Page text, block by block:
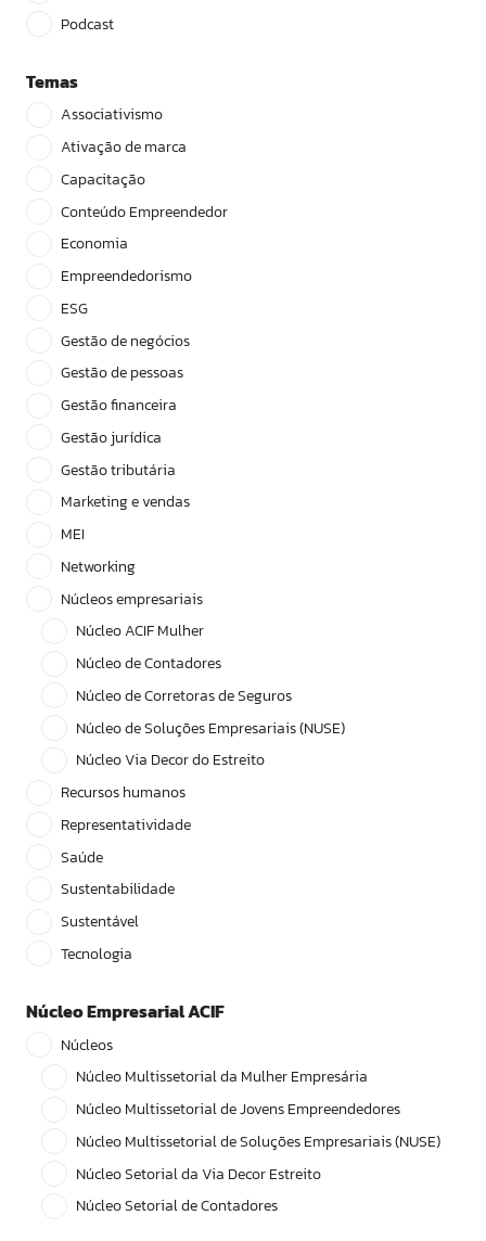
Podcast
Temas
Associativismo
Ativação de marca
Capacitação
Conteúdo Empreendedor
Economia
Empreendedorismo
ESG
Gestão de negócios
Gestão de pessoas
Gestão financeira
Gestão jurídica
Gestão tributária
Marketing e vendas
MEI
Networking
Núcleos empresariais
Núcleo ACIF Mulher
Núcleo de Contadores
Núcleo de Corretoras de Seguros
Núcleo de Soluções Empresariais (NUSE)
Núcleo Via Decor do Estreito
Recursos humanos
Representatividade
Saúde
Sustentabilidade
Sustentável
Tecnologia
Núcleo Empresarial ACIF
Núcleos
Núcleo Multissetorial da Mulher Empresária
Núcleo Multissetorial de Jovens Empreendedores
Núcleo Multissetorial de Soluções Empresariais (NUSE)
Núcleo Setorial da Via Decor Estreito
Núcleo Setorial de Contadores